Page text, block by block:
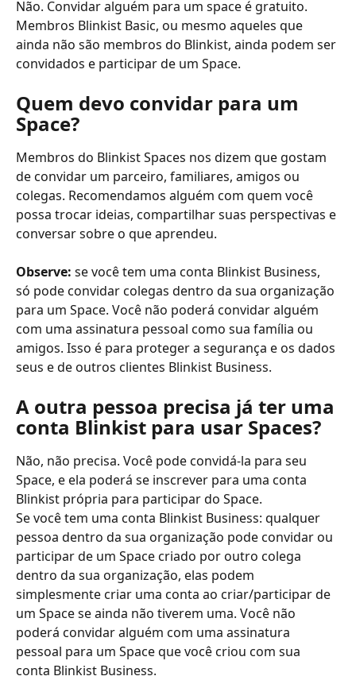
Não. Convidar alguém para um space é gratuito.
Membros Blinkist Basic, ou mesmo aqueles que
ainda não são membros do Blinkist, ainda podem ser
convidados e participar de um Space.
Quem devo convidar para um
Space?
Membros do Blinkist Spaces nos dizem que gostam
de convidar um parceiro, familiares, amigos ou
colegas. Recomendamos alguém com quem você
possa trocar ideias, compartilhar suas perspectivas e
conversar sobre o que aprendeu.
Observe: se você tem uma conta Blinkist Business,
só pode convidar colegas dentro da sua organização
para um Space. Você não poderá convidar alguém
com uma assinatura pessoal como sua família ou
amigos. Isso é para proteger a segurança e os dados
seus e de outros clientes Blinkist Business.
A outra pessoa precisa já ter uma
conta Blinkist para usar Spaces?
Não, não precisa. Você pode convidá-la para seu
Space, e ela poderá se inscrever para uma conta
Blinkist própria para participar do Space.
Se você tem uma conta Blinkist Business: qualquer
pessoa dentro da sua organização pode convidar ou
participar de um Space criado por outro colega
dentro da sua organização, elas podem
simplesmente criar uma conta ao criar/participar de
um Space se ainda não tiverem uma. Você não
poderá convidar alguém com uma assinatura
pessoal para um Space que você criou com sua
conta Blinkist Business.